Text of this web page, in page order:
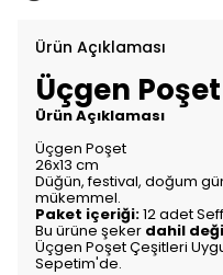
Ürün Açıklaması
Üçgen
Ürün Açıklaması
Üçgen Poşet
26x13 cm
Düğün, festival, doğum
mükemmel.
Paket içeriği:12 adet
Bu ürüne şeker dahil
Üçgen Poşet Çeşitleri
Sepetim'de.